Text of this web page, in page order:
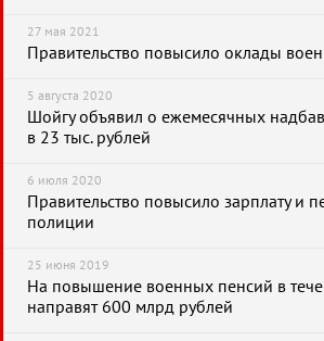
27 мая 2021
Правительство повысило оклады
5 августа 2020
Шойгу объявил о ежемесячных
в 23 тыс. рублей
6 июля 2020
Правительство повысило зарплату и
полиции
25 июня 2019
На повышение военных пенсий в
направят 600 млрд рублей